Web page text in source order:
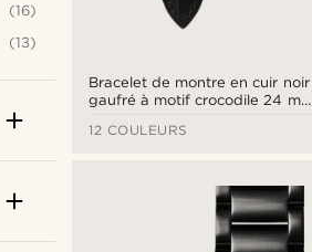
Bracelet de montre en cuir noir
gaufré à motif crocodile 24 mm
rapide
12 COULEURS
(16)
(13)